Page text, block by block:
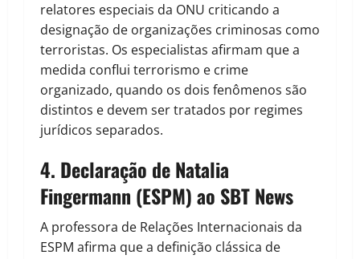
relatores especiais da ONU criticando a
designação de organizações criminosas como
terroristas. Os especialistas afirmam que a
medida conflui terrorismo e crime
organizado, quando os dois fenômenos são
distintos e devem ser tratados por regimes
jurídicos separados.
4. Declaração de Natalia
Fingermann (ESPM) ao SBT News
A professora de Relações Internacionais da
ESPM afirma que a definição clássica de